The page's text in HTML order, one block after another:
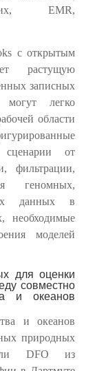
EMR,
с открытым
растущую
записных
могут легко
области
от
фильтрации,
геномных,
данных в
необходимые
моделей
для оценки
совместно
и океанов
и океанов
природных
DFO из